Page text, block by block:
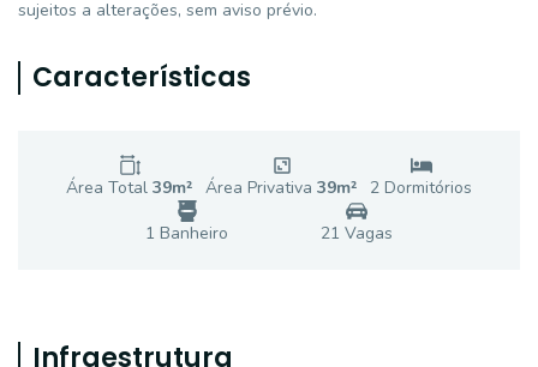
sujeitos a alterações, sem aviso prévio.
Características
Área Total 39m² Área Privativa 39m² 2 Dormitórios
1 Banheiro 21 Vagas
Infraestrutura